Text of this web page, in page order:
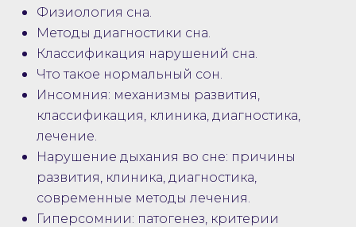
Физиология сна.
Методы диагностики сна.
Классификация нарушений сна.
Что такое нормальный сон.
Инсомния: механизмы развития,
классификация, клиника, диагностика,
лечение.
Нарушение дыхания во сне: причины
развития, клиника, диагностика,
современные методы лечения.
Гиперсомнии: патогенез, критерии